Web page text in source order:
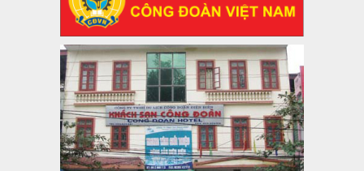
47-TTCĐ/BTGTU
Thông tin chuyên đề: Một số nôi dung về sắp xếp tổ chức bộ
máy của hệ thống chính trị tinh gọn, hoạt động hiệu lực, hiệu
Thời gian đăng: 25/12/2024
lượt xem: 1224 | lượt tải:339
37/HD-TLĐ
Hướng dẫn Công đoàn với việc tổ chức và hoạt động của
Ban Thanh tra Nhân dân
Thời gian đăng: 27/12/2024